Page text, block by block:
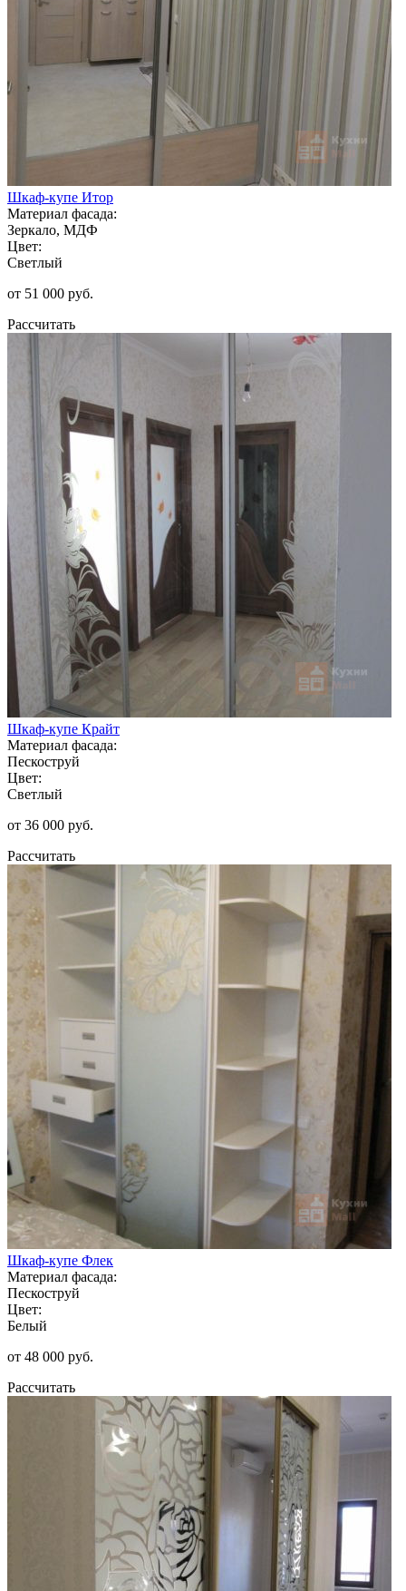
Шкаф-купе Итор
Материал фасада:
Зеркало, МДФ
Цвет:
Светлый
от 51 000 руб.
Рассчитать
Шкаф-купе Крайт
Материал фасада:
Пескоструй
Цвет:
Светлый
от 36 000 руб.
Рассчитать
Шкаф-купе Флек
Материал фасада:
Пескоструй
Цвет:
Белый
от 48 000 руб.
Рассчитать